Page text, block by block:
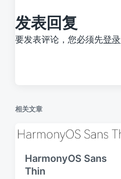
发表回复
要发表评论，您必须先登录
相关文章
HarmonyOS Sans
Thin